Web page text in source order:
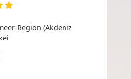
Region (Akdeniz